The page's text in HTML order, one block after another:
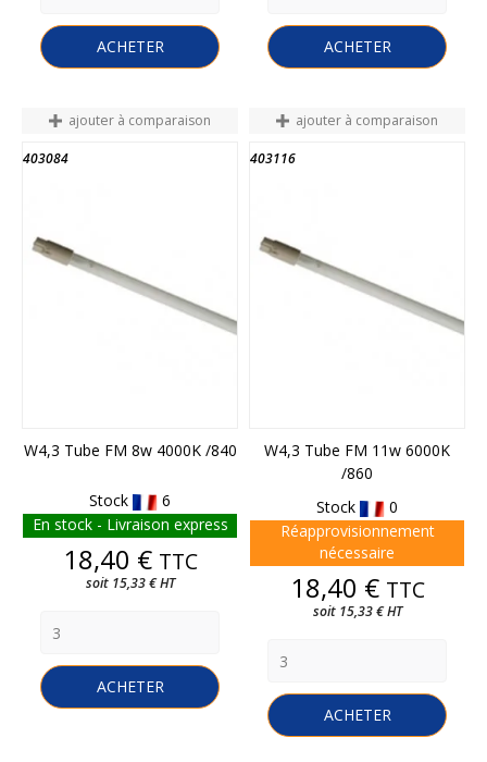
ACHETER ACHETER
ajouter à comparaison
403084
W4,3 Tube FM 8w 4000K /840
Stock
6
En stock - Livraison express
Prix
18,40 € TTC
soit 15,33 € HT
ACHETER
ajouter à comparaison
403116
W4,3 Tube FM 11w 6000K
/860
Stock
0
Réapprovisionnement
nécessaire
Prix
18,40 € TTC
soit 15,33 € HT
ACHETER